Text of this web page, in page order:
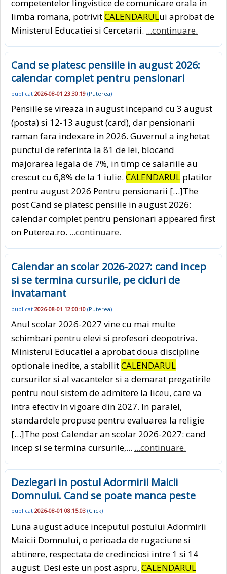
competentelor lingvistice de comunicare orala in
limba romana, potrivitCALENDARULui aprobat de
Ministerul Educatiei si Cercetarii. ...continuare.
Cand se platesc pensiile in august 2026:
calendar complet pentru pensionari
publicat 2026-08-01 23:30:19 (Puterea)
Pensiile se vireaza in august incepand cu 3 august
(posta) si 12-13 august (card), dar pensionarii
raman fara indexare in 2026. Guvernul a inghetat
punctul de referinta la 81 de lei, blocand
majorarea legala de 7%, in timp ce salariile au
crescut cu 6,8% de la 1 iulie. CALENDARUL platilor
pentru august 2026 Pentru pensionarii […]The
post Cand se platesc pensiile in august 2026:
calendar complet pentru pensionari appeared first
on Puterea.ro. ...continuare.
Calendar an scolar 2026-2027: cand incep
si se termina cursurile, pe cicluri de
invatamant
publicat 2026-08-01 12:00:10 (Puterea)
Anul scolar 2026-2027 vine cu mai multe
schimbari pentru elevi si profesori deopotriva.
Ministerul Educatiei a aprobat doua discipline
optionale inedite, a stabilitCALENDARUL
cursurilor si al vacantelor si a demarat pregatirile
pentru noul sistem de admitere la liceu, care va
intra efectiv in vigoare din 2027. In paralel,
standardele propuse pentru evaluarea la religie
[…]The post Calendar an scolar 2026-2027: cand
incep si se termina cursurile,... ...continuare.
Dezlegari in postul Adormirii Maicii
Domnului. Cand se poate manca peste
publicat 2026-08-01 08:15:03 (Click)
Luna august aduce inceputul postului Adormirii
Maicii Domnului, o perioada de rugaciune si
abtinere, respectata de credinciosi intre 1 si 14
august. Desi este un post aspru, CALENDARUL